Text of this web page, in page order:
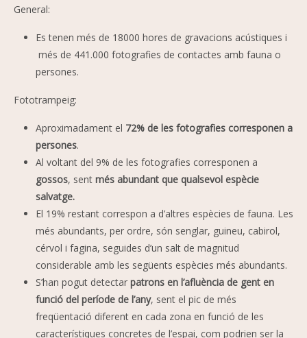
General:
Es tenen més de 18000 hores de gravacions acústiques i
més de 441.000 fotografies de contactes amb fauna o
persones.
Fototrampeig:
Aproximadament el 72% de les fotografies corresponen a
persones.
Al voltant del 9% de les fotografies corresponen a
gossos, sent més abundant que qualsevol espècie
salvatge.
El 19% restant correspon a d’altres espècies de fauna. Les
més abundants, per ordre, són senglar, guineu, cabirol,
cérvol i fagina, seguides d’un salt de magnitud
considerable amb les següents espècies més abundants.
S’han pogut detectar patrons en l’afluència de gent en
funció del període de l’any, sent el pic de més
freqüentació diferent en cada zona en funció de les
característiques concretes de l’espai, com podrien ser la